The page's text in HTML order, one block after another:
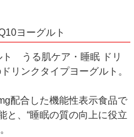
ヨーグルト
ト うる肌ケア・睡眠 ドリ
リンクタイプヨーグルト。
配合した機能性表示食品で
と、“睡眠の質の向上に役立